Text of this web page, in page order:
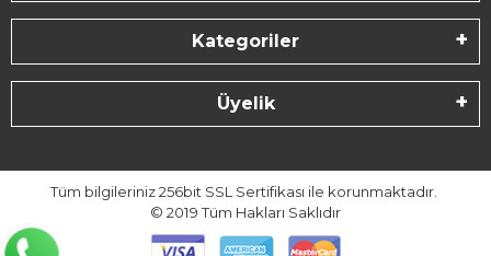
Kategoriler
Üyelik
Tüm bilgileriniz 256bit SSL Sertifikası ile korunmaktadır.
© 2019Tüm Hakları Saklıdır